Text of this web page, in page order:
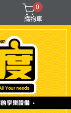
〖直驅式〗基座
0
購物車